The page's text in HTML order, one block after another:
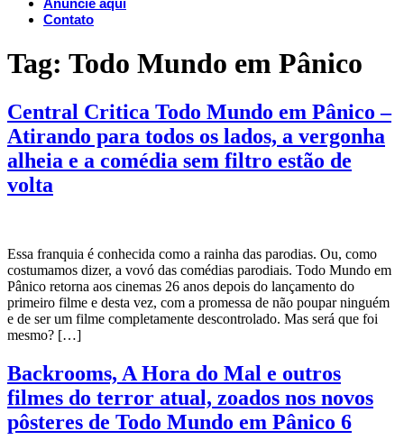
Anuncie aqui
Contato
Tag: Todo Mundo em Pânico
Central Critica Todo Mundo em Pânico –
Atirando para todos os lados, a vergonha
alheia e a comédia sem filtro estão de
volta
Essa franquia é conhecida como a rainha das parodias. Ou, como
costumamos dizer, a vovó das comédias parodiais. Todo Mundo em
Pânico retorna aos cinemas 26 anos depois do lançamento do
primeiro filme e desta vez, com a promessa de não poupar ninguém
e de ser um filme completamente descontrolado. Mas será que foi
mesmo? […]
Backrooms, A Hora do Mal e outros
filmes do terror atual, zoados nos novos
pôsteres de Todo Mundo em Pânico 6